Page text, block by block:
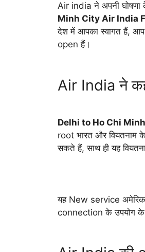
Air india ने अपनी घोषणा
Minh City Air India
देश में आपका स्वागत हैं,
open हैं।
Air India ने
Delhi to Ho Chi
root भारत और वियतनाम के
सकते हैं, साथ ही यह
यह New service
connection के उपयोग के